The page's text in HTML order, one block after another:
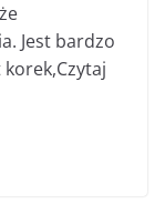
Jest bardzo